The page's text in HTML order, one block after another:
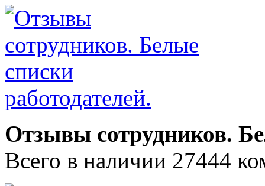
Отзывы сотрудников.
Всего в наличии 27444